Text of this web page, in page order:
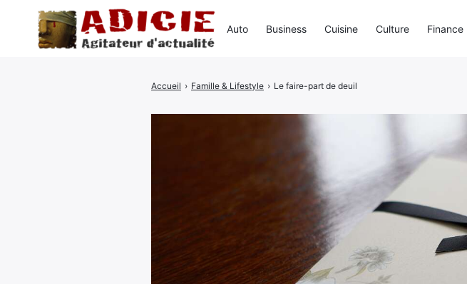
Accueil › Famille & Lifestyle › Le faire-part de deuil
Auto Business Cuisine Culture Finance
Rechercher